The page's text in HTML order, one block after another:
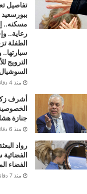
تفاصيل
ببورسعيد
مسكنه..
رعاية..
الطفلة
سيارتها..
الترويج
منذ 4 دقائق
أشرف
جنازة
منذ 6 دقائق
رواد
الفضاء
منذ 7 دقائق